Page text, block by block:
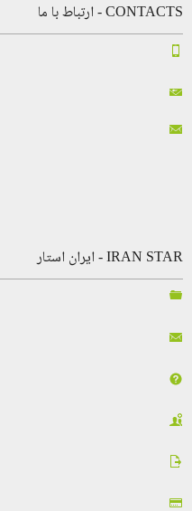
CONTACTS - ارتباط با ما
IRAN STAR - ایران استار